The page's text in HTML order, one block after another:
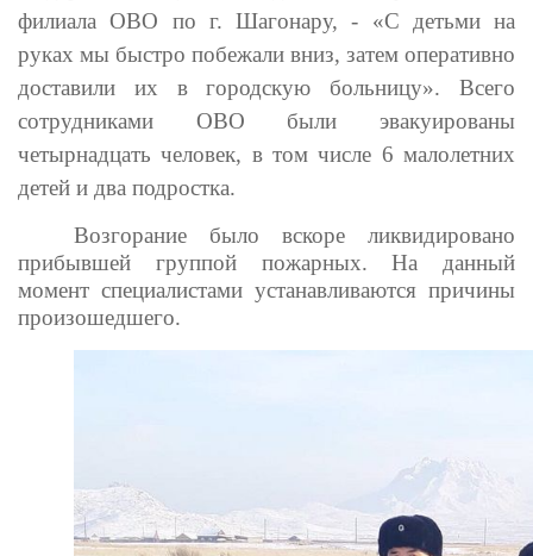
филиала ОВО по г. Шагонару, - «С детьми на
руках мы быстро побежали вниз, затем оперативно
доставили их в городскую больницу». Всего
сотрудниками ОВО были эвакуированы
четырнадцать человек, в том числе 6 малолетних
детей и два подростка.
Возгорание было вскоре ликвидировано
прибывшей группой пожарных. На данный
момент специалистами устанавливаются причины
произошедшего.